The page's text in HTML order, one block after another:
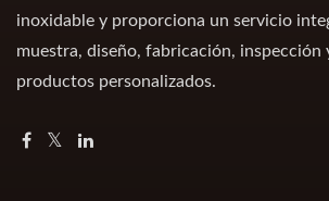
inoxidable y proporciona un servicio
muestra, diseño, fabricación, inspección
productos personalizados.